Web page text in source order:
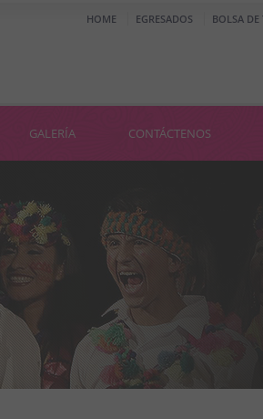
HOME EGRESADOS BOLSA DE
GALERÍA CONTÁCTENOS